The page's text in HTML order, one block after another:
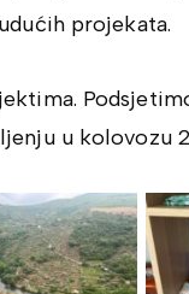
projekata.
u kolovozu